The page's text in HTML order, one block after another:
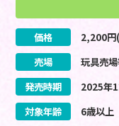
価格 2,200円
売場
玩具売
発売時期
2025年
対象年齢
6歳以上